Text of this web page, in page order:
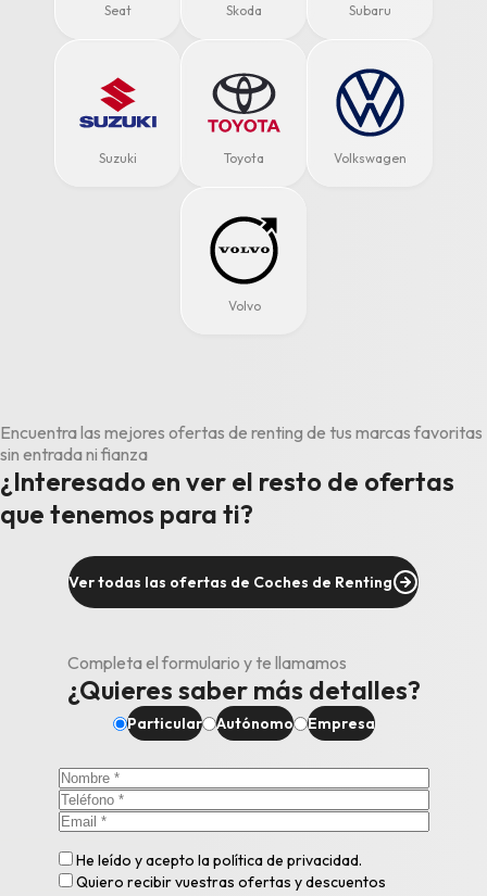
Seat Skoda Subaru
Suzuki Toyota Volkswagen
Volvo
Encuentra las mejores ofertas de renting de tus marcas favoritas
sin entrada ni fianza
¿Interesado en ver el resto de ofertas
que tenemos para ti?
Ver todas las ofertas de Coches de Renting
Completa el formulario y te llamamos
¿Quieres saber más detalles?
Particular Autónomo Empresa
He leído y acepto lapolítica de privacidad.
Quiero recibir vuestras ofertas y descuentos